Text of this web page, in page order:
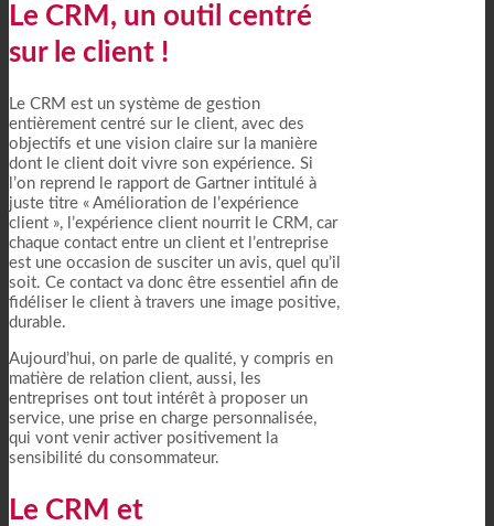
Le CRM, un outil centré
sur le client !
Le CRM est un système de gestion
entièrement centré sur le client, avec des
objectifs et une vision claire sur la manière
dont le client doit vivre son expérience. Si
l’on reprend le rapport de Gartner intitulé à
juste titre « Amélioration de l’expérience
client », l’expérience client nourrit le CRM, car
chaque contact entre un client et l’entreprise
est une occasion de susciter un avis, quel qu’il
soit. Ce contact va donc être essentiel afin de
fidéliser le client à travers une image positive,
durable.
Aujourd’hui, on parle de qualité, y compris en
matière de relation client, aussi, les
entreprises ont tout intérêt à proposer un
service, une prise en charge personnalisée,
qui vont venir activer positivement la
sensibilité du consommateur.
Le CRM et